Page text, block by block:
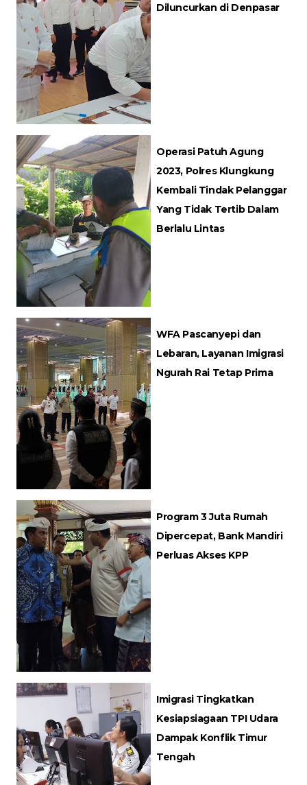
Diluncurkan di Denpasar
Operasi Patuh Agung
2023, Polres Klungkung
Kembali Tindak Pelanggar
Yang Tidak Tertib Dalam
Berlalu Lintas
WFA Pascanyepi dan
Lebaran, Layanan Imigrasi
Ngurah Rai Tetap Prima
Program 3 Juta Rumah
Dipercepat, Bank Mandiri
Perluas Akses KPP
Imigrasi Tingkatkan
Kesiapsiagaan TPI Udara
Dampak Konflik Timur
Tengah